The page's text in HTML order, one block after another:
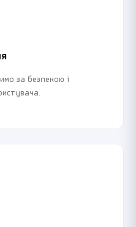
за безпекою і